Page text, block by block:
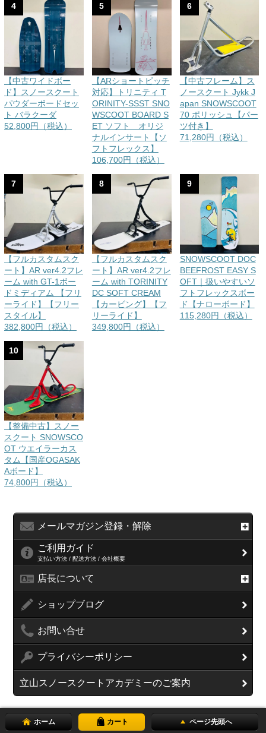
4
【中古ワイドボー
ド】スノースクート
パウダーボードセッ
ト バラクーダ
52,800円（税込）
5
【ARショートピッチ
対応】トリニティ T
ORINITY-SSST SNO
WSCOOT BOARD S
ET ソフト オリジ
ナルインサート【ソ
フトフレックス】
106,700円（税込）
6
【中古フレーム】ス
ノースクート Jykk J
apan SNOWSCOOT
70 ポリッシュ【パー
ツ付き】
71,280円（税込）
7
【フルカスタムスク
ート】AR ver4.2フレ
ーム with GT-1ボー
ドミディアム 【フリ
ーライド】【フリー
スタイル】
382,800円（税込）
8
【フルカスタムスク
ート】AR ver4.2フレ
ーム with TORINITY
DC SOFT CREAM
【カービング】【フ
リーライド】
349,800円（税込）
9
SNOWSCOOT DOC
BEEFROST EASY S
OFT｜扱いやすいソ
フトフレックスボー
ド【ナローボード】
115,280円（税込）
10
【整備中古】スノー
スクート SNOWSCO
OT ウエイラーカス
タム【国産OGASAK
Aボード】
74,800円（税込）
メールマガジン登録・解除
ご利用ガイド
支払い方法 / 配送方法 / 会社概要
店長について
ショップブログ
お問い合せ
プライバシーポリシー
立山スノースクートアカデミーのご案内
ホーム カート ページ先頭へ